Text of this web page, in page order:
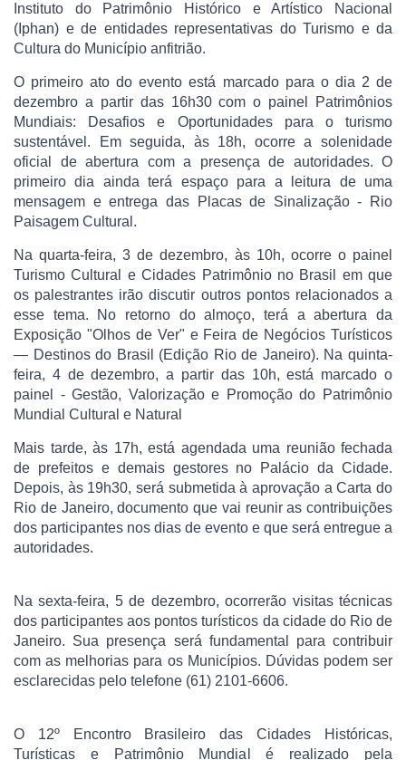
Instituto do Patrimônio Histórico e Artístico Nacional
(Iphan) e de entidades representativas do Turismo e da
Cultura do Município anfitrião.
O primeiro ato do evento está marcado para o dia 2 de
dezembro a partir das 16h30 com o painel Patrimônios
Mundiais: Desafios e Oportunidades para o turismo
sustentável. Em seguida, às 18h, ocorre a solenidade
oficial de abertura com a presença de autoridades. O
primeiro dia ainda terá espaço para a leitura de uma
mensagem e entrega das Placas de Sinalização - Rio
Paisagem Cultural.
Na quarta-feira, 3 de dezembro, às 10h, ocorre o painel
Turismo Cultural e Cidades Patrimônio no Brasil em que
os palestrantes irão discutir outros pontos relacionados a
esse tema. No retorno do almoço, terá a abertura da
Exposição "Olhos de Ver" e Feira de Negócios Turísticos
— Destinos do Brasil (Edição Rio de Janeiro). Na quinta-
feira, 4 de dezembro, a partir das 10h, está marcado o
painel - Gestão, Valorização e Promoção do Patrimônio
Mundial Cultural e Natural
Mais tarde, às 17h, está agendada uma reunião fechada
de prefeitos e demais gestores no Palácio da Cidade.
Depois, às 19h30, será submetida à aprovação a Carta do
Rio de Janeiro, documento que vai reunir as contribuições
dos participantes nos dias de evento e que será entregue a
autoridades.
Na sexta-feira, 5 de dezembro, ocorrerão visitas técnicas
dos participantes aos pontos turísticos da cidade do Rio de
Janeiro. Sua presença será fundamental para contribuir
com as melhorias para os Municípios. Dúvidas podem ser
esclarecidas pelo telefone (61) 2101-6606.
O 12º Encontro Brasileiro das Cidades Históricas,
Turísticas e Patrimônio Mundial é realizado pela